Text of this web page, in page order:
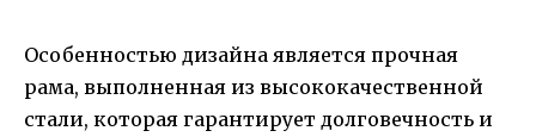
Особенностью дизайна является прочная
рама, выполненная из высококачественной
стали, которая гарантирует долговечность и